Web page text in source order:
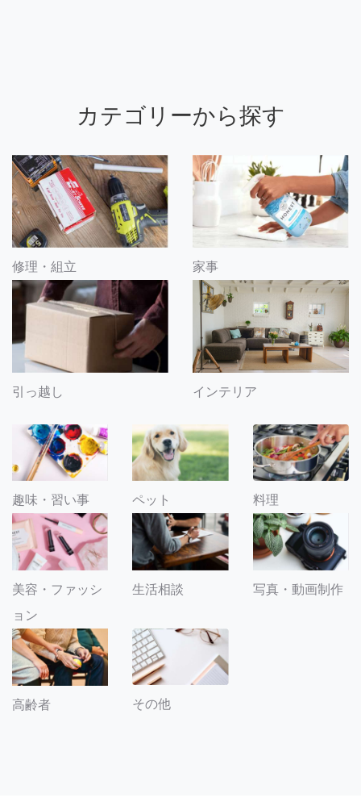
カテゴリーから探す
修理・組立 家事
引っ越し インテリア
趣味・習い事 ペット 料理
美容・ファッシ
ョン
生活相談 写真・動画制作
高齢者 その他